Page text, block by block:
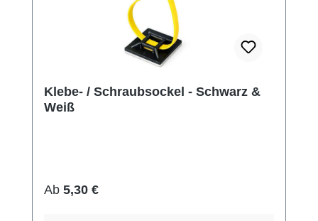
Klebe- / Schraubsockel - Schwarz &
Weiß
Regulärer Preis:
Ab 5,30 €